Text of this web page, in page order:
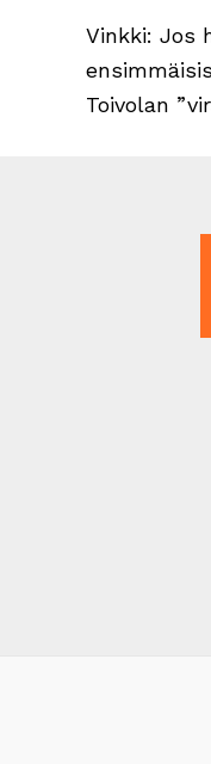
Vinkki: Jos
Toivolan